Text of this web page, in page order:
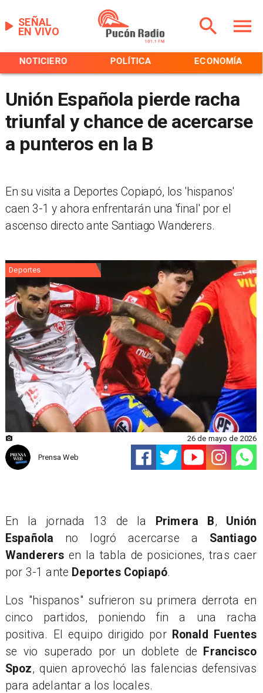
EN VIVO
SEÑAL
NOTICIERO POLÍTICA ECONOMÍA
Unión Española pierde racha
triunfal y chance de acercarse
a punteros en la B
En su visita a Deportes Copiapó, los 'hispanos'
caen 3-1 y ahora enfrentarán una 'final' por el
ascenso directo ante Santiago Wanderers.
Deportes
Prensa Web
26 de mayo de 2026
En la jornada 13 de la Primera B, Unión
Española no logró acercarse a Santiago
Wanderers en la tabla de posiciones, tras caer
por 3-1 ante Deportes Copiapó.
Los "hispanos" sufrieron su primera derrota en
cinco partidos, poniendo fin a una racha
positiva. El equipo dirigido por Ronald Fuentes
se vio superado por un doblete de
Francisco
Spoz, quien aprovechó las falencias defensivas
para adelantar a los locales.